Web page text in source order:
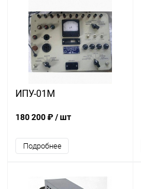
ИПУ-01М
180 200 ₽/ шт
Подробнее